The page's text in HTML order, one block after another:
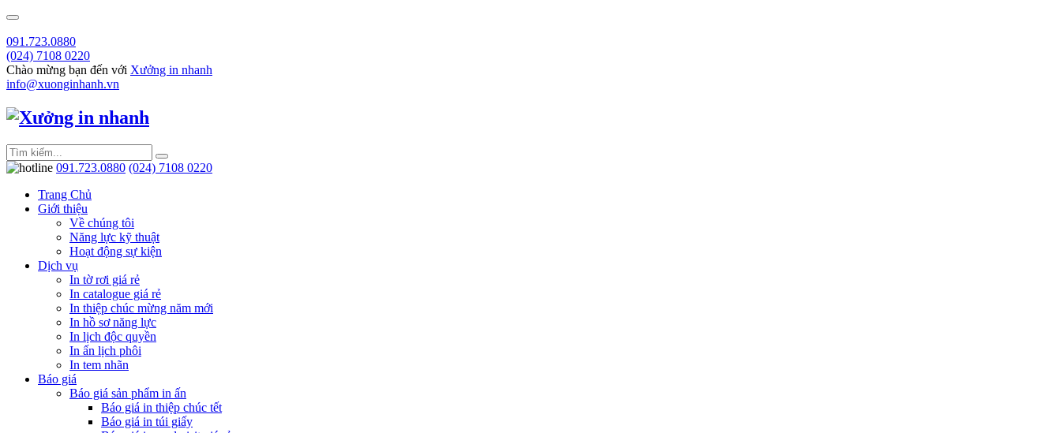
091.723.0880
(024) 7108 0220
Chào mừng bạn đến với Xưởng in nhanh
info@xuonginhanh.vn
091.723.0880 (024) 7108 0220
Trang Chủ
Giới thiệu
Về chúng tôi
Năng lực kỹ thuật
Hoạt động sự kiện
Dịch vụ
In tờ rơi giá rẻ
In catalogue giá rẻ
In thiệp chúc mừng năm mới
In hồ sơ năng lực
In lịch độc quyền
In ấn lịch phôi
In tem nhãn
Báo giá
Báo giá sản phẩm in ấn
Báo giá in thiệp chúc tết
Báo giá in túi giấy